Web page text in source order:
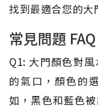
找到最適合您的大
常見問題 FAQ
Q1: 大門顏色對
的氣口，顏色的
如，黑色和藍色